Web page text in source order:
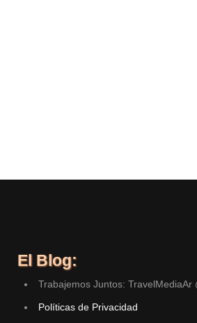
El Blog:
Trabajemos Juntos: TravelMediaAr
Políticas de Privacidad